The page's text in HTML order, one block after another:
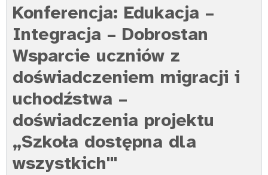
Konferencja: Edukacja –
Integracja – Dobrostan
Wsparcie uczniów z
doświadczeniem migracji i
uchodźstwa –
doświadczenia projektu
„Szkoła dostępna dla
wszystkich"'